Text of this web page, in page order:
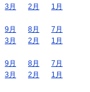
3月 2月
1月
9月 8月
7月
3月 2月
1月
9月 8月
7月
3月 2月
1月